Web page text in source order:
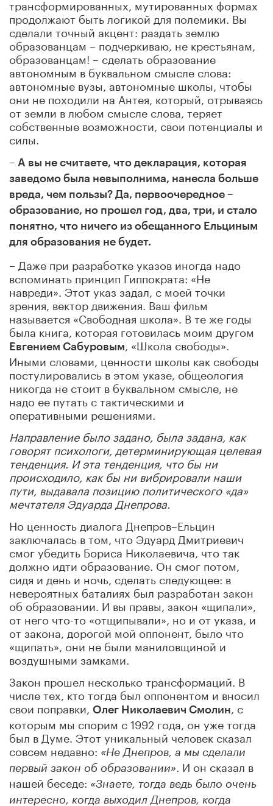
трансформированных, мутированных формах
продолжают быть логикой для полемики. Вы
сделали точный акцент: раздать землю
образованцам – подчеркиваю, не крестьянам,
образованцам! – сделать образование
автономным в буквальном смысле слова:
автономные вузы, автономные школы, чтобы
они не походили на Антея, который, отрываясь
от земли в любом смысле слова, теряет
собственные возможности, свои потенциалы и
силы.
– А вы не считаете, что декларация, которая
заведомо была невыполнима, нанесла больше
вреда, чем пользы? Да, первоочередное –
образование, но прошел год, два, три, и стало
понятно, что ничего из обещанного Ельциным
для образования не будет.
– Даже при разработке указов иногда надо
вспоминать принцип Гиппократа: «Не
навреди». Этот указ задал, с моей точки
зрения, вектор движения. Ваш фильм
называется «Свободная школа». В те же годы
была книга, которая готовилась моим другом
Евгением Сабуровым
, «Школа свободы».
Иными словами, ценности школы как свободы
постулировались в этом указе, общеология
никогда не стоит в буквальном смысле, не
надо ее путать с тактическими и
оперативными решениями.
Направление было задано, была задана, как
говорят психологи, детерминирующая целевая
тенденция. И эта тенденция, что бы ни
происходило, как бы ни вибрировали наши
пути, выдавала позицию политического «да»
мечтателя Эдуарда Днепрова.
Но ценность диалога Днепров–Ельцин
заключалась в том, что Эдуард Дмитриевич
смог убедить Бориса Николаевича, что так
должно идти образование. Он смог потом,
сидя и день и ночь, сделать следующее: в
невероятных баталиях был разработан закон
об образовании. И вы правы, закон «щипали»,
от него что-то «отщипывали», но и от указа, и
от закона, дорогой мой оппонент, было что
«щипать», они не были маниловщиной и
воздушными замками.
Закон прошел несколько трансформаций. В
числе тех, кто тогда был оппонентом и вносил
свои поправки, Олег Николаевич Смолин
, с
которым мы спорим с 1992 года, он уже тогда
был в Думе. Этот уникальный человек сказал
совсем недавно: «Не Днепров, а мы сделали
первый закон об образовании»
. И он сказал в
нашей беседе: «Знаете, тогда ведь было очень
интересно, когда выходил Днепров, когда